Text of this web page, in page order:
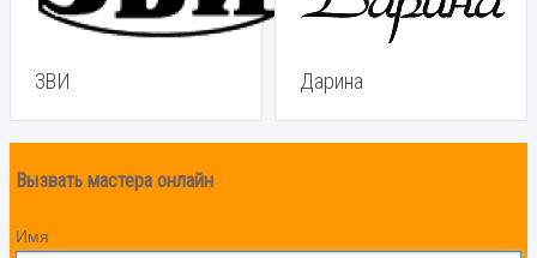
ЗВИ Дарина
Вызвать мастера онлайн
Имя